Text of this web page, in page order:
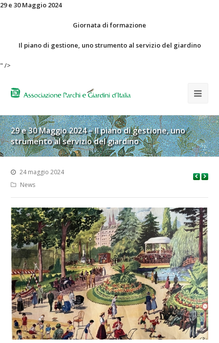
29 e 30 Maggio 2024
Giornata di formazione
Il piano di gestione, uno strumento al servizio del giardino
" />
29 e 30 Maggio 2024 – Il piano di gestione, uno
strumento al servizio del giardino
24 maggio 2024
News